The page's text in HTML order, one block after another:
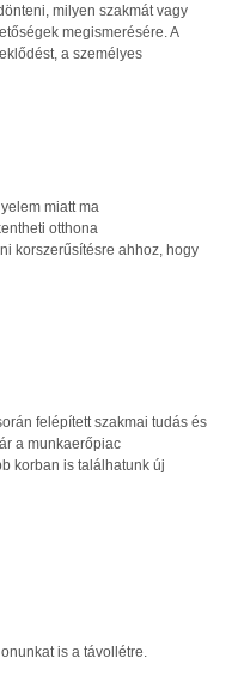
milyen szakmát vagy
megismerésére. A
a személyes
miatt ma
otthona
korszerűsítésre ahhoz, hogy
felépített szakmai tudás és
a munkaerőpiac
korban is találhatunk új
is a távollétre.